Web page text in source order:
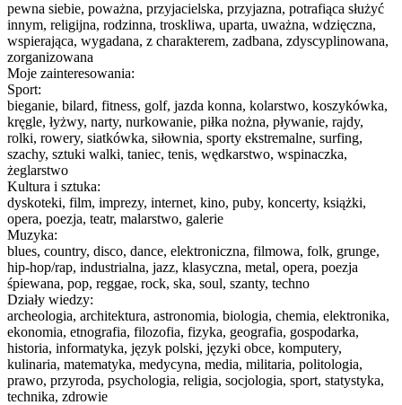
pewna siebie, poważna, przyjacielska, przyjazna, potrafiąca służyć
innym, religijna, rodzinna, troskliwa, uparta, uważna, wdzięczna,
wspierająca, wygadana, z charakterem, zadbana, zdyscyplinowana,
zorganizowana
Moje zainteresowania:
Sport:
bieganie, bilard, fitness, golf, jazda konna, kolarstwo, koszykówka,
kręgle, łyżwy, narty, nurkowanie, piłka nożna, pływanie, rajdy,
rolki, rowery, siatkówka, siłownia, sporty ekstremalne, surfing,
szachy, sztuki walki, taniec, tenis, wędkarstwo, wspinaczka,
żeglarstwo
Kultura i sztuka:
dyskoteki, film, imprezy, internet, kino, puby, koncerty, książki,
opera, poezja, teatr, malarstwo, galerie
Muzyka:
blues, country, disco, dance, elektroniczna, filmowa, folk, grunge,
hip-hop/rap, industrialna, jazz, klasyczna, metal, opera, poezja
śpiewana, pop, reggae, rock, ska, soul, szanty, techno
Działy wiedzy:
archeologia, architektura, astronomia, biologia, chemia, elektronika,
ekonomia, etnografia, filozofia, fizyka, geografia, gospodarka,
historia, informatyka, język polski, języki obce, komputery,
kulinaria, matematyka, medycyna, media, militaria, politologia,
prawo, przyroda, psychologia, religia, socjologia, sport, statystyka,
technika, zdrowie